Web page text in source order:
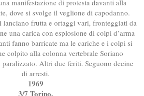
manifestazione di protesta davanti alla
dove si svolge il veglione di capodanno.
lanciano frutta e ortaggi vari, fronteggiati da
una carica con esplosione di colpi d’arma
fanno barricate ma le cariche e i colpi si
colpito alla colonna vertebrale Soriano
paralizzato. Altri due feriti. Seguono decine
di arresti.
1969
3/7 Torino.